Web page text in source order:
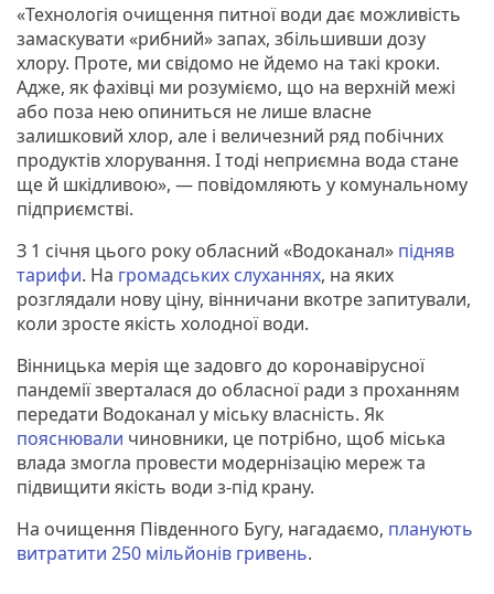
«Технологія очищення питної води дає можливість
замаскувати «рибний» запах, збільшивши дозу
хлору. Проте, ми свідомо не йдемо на такі кроки.
Адже, як фахівці ми розуміємо, що на верхній межі
або поза нею опиниться не лише власне
залишковий хлор, але і величезний ряд побічних
продуктів хлорування. І тоді неприємна вода стане
ще й шкідливою», — повідомляють у комунальному
підприємстві.
З 1 січня цього року обласний «Водоканал» підняв
тарифи. На громадських слуханнях, на яких
розглядали нову ціну, вінничани вкотре запитували,
коли зросте якість холодної води.
Вінницька мерія ще задовго до коронавірусної
пандемії зверталася до обласної ради з проханням
передати Водоканал у міську власність. Як
пояснювали чиновники, це потрібно, щоб міська
влада змогла провести модернізацію мереж та
підвищити якість води з-під крану.
На очищення Південного Бугу, нагадаємо, планують
витратити 250 мільйонів гривень.